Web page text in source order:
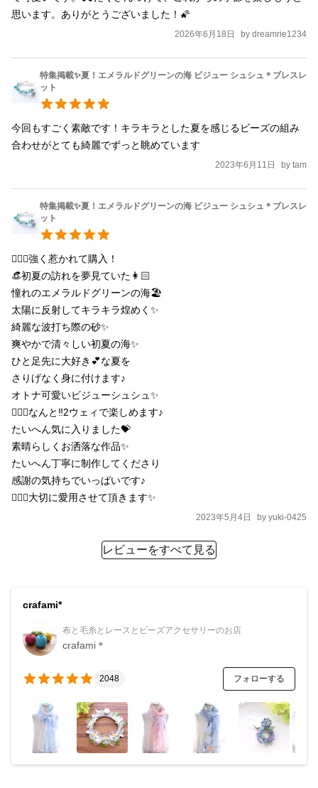
チュラル ガーリー 大人 フリーサイズ アウトドア リゾー
ト 夏 海 プール 青 エメラルドグリーン ターコイズブル
思います。ありがとうございました！🌠
2026年6月18日 by dreamrie1234
特集掲載✨夏！エメラルドグリーンの海 ビジュー シュシュ＊ブレスレ
ット
今回もすごく素敵です！キラキラとした夏を感じるビーズの組み
合わせがとても綺麗でずっと眺めています
2023年6月11日 by tam
特集掲載✨夏！エメラルドグリーンの海 ビジュー シュシュ＊ブレスレ
ット
🧏🏻‍♀️強く惹かれて購入！
👒初夏の訪れを夢見ていた👩🏻
憧れのエメラルドグリーンの海🏖
太陽に反射してキラキラ煌めく✨
綺麗な波打ち際の砂✨
爽やかで清々しい初夏の海✨
ひと足先に大好き💕な夏を
さりげなく身に付けます♪
オトナ可愛いビジューシュシュ✨
🧏🏻‍♀️なんと‼︎2ウェィで楽しめます♪
たいへん気に入りました💝
素晴らしくお洒落な作品✨
たいへん丁寧に制作してくださり
感謝の気持ちでいっぱいです♪
2023年5月4日 by yuki-0425
レビューをすべて見る
crafami*
布と毛糸とレースとビーズアクセサリーのお店
crafami＊
2048 フォローする